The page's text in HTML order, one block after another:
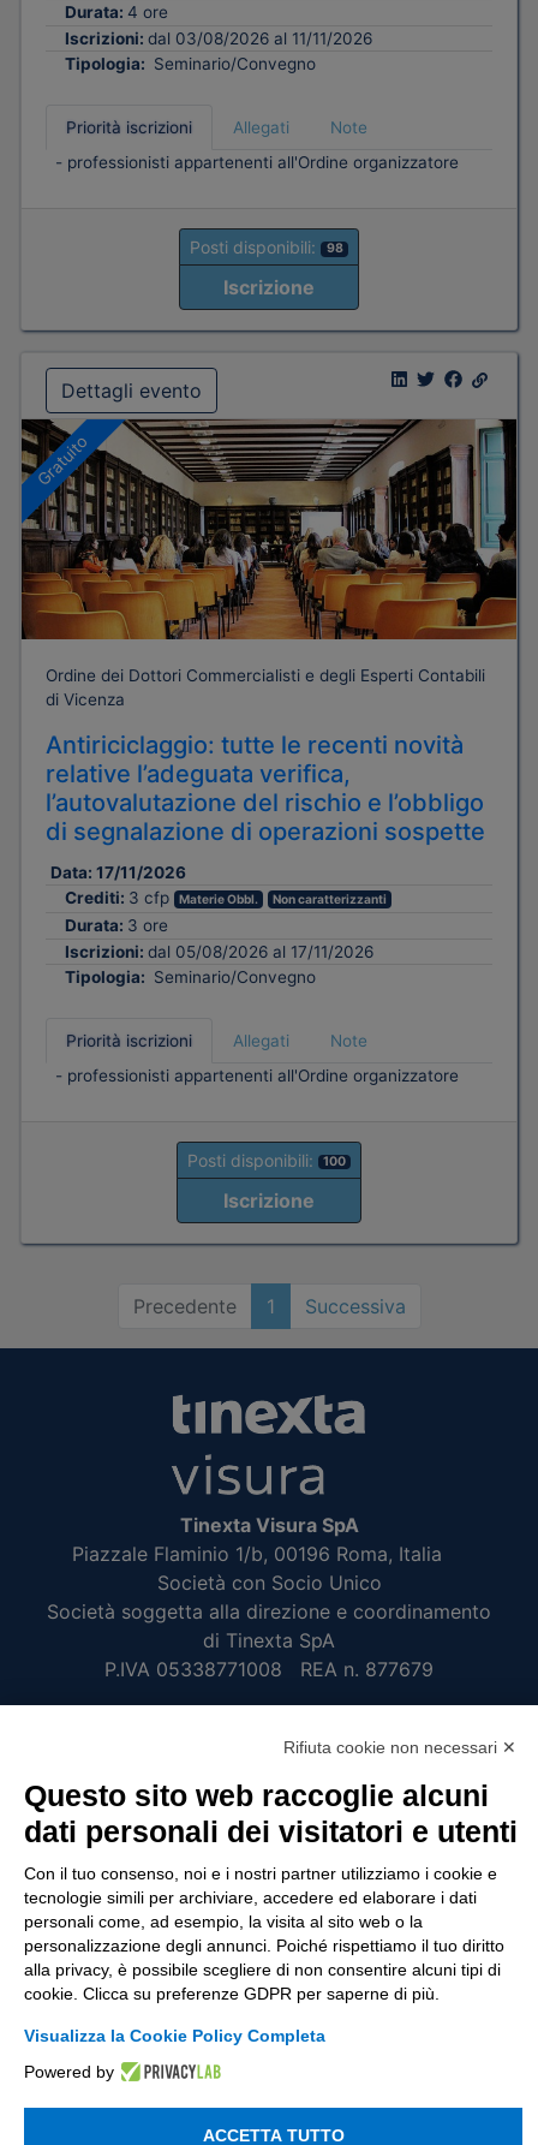
Durata: 4 ore
Iscrizioni: dal 03/08/2026 al 11/11/2026
Tipologia: Seminario/Convegno
Priorità iscrizioni Allegati
Note
- professionisti appartenenti all'Ordine organizzatore
Posti disponibili: 98
Iscrizione
Dettagli evento
Gratuito
Ordine dei Dottori Commercialisti e degli Esperti Contabili
di Vicenza
Antiriciclaggio: tutte le recenti novità
relative l’adeguata verifica,
l’autovalutazione del rischio e l’obbligo
di segnalazione di operazioni sospette
Data: 17/11/2026
Crediti: 3 cfp Materie Obbl. Non caratterizzanti
Durata: 3 ore
Iscrizioni: dal 05/08/2026 al 17/11/2026
Tipologia: Seminario/Convegno
Priorità iscrizioni Allegati
Note
- professionisti appartenenti all'Ordine organizzatore
Posti disponibili: 100
Iscrizione
Precedente 1 Successiva
Tinexta Visura SpA
Piazzale Flaminio 1/b, 00196 Roma, Italia
Società con Socio Unico
Società soggetta alla direzione e coordinamento
di Tinexta SpA
P.IVA 05338771008 REA n. 877679
UTILITÀ
Recupero Password
Verifica attestato di presenza
POLICIES AND TERMS
Informativa cookie
Rifiuta cookie non necessari ✕
Questo sito web raccoglie alcuni
dati personali dei visitatori e utenti
Con il tuo consenso, noi e i nostri partner utilizziamo i cookie e
tecnologie simili per archiviare, accedere ed elaborare i dati
personali come, ad esempio, la visita al sito web o la
personalizzazione degli annunci. Poiché rispettiamo il tuo diritto
alla privacy, è possibile scegliere di non consentire alcuni tipi di
cookie. Clicca su preferenze GDPR per saperne di più.
Visualizza la Cookie Policy Completa
Powered by
ACCETTA TUTTO